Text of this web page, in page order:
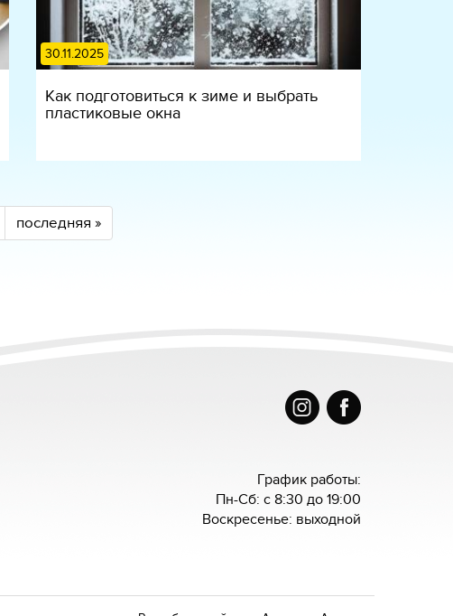
30.11.2025
Как подготовиться к зиме и выбрать
пластиковые окна
последняя »
График работы:
Пн-Сб: с 8:30 до 19:00
Воскресенье: выходной